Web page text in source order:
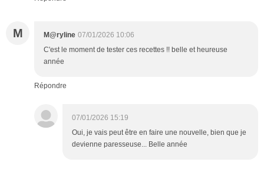
M M@ryline 07/01/2026 10:06
C'est le moment de tester ces recettes !! belle et heureuse
année
Répondre
07/01/2026 15:19
Oui, je vais peut être en faire une nouvelle, bien que je
devienne paresseuse... Belle année